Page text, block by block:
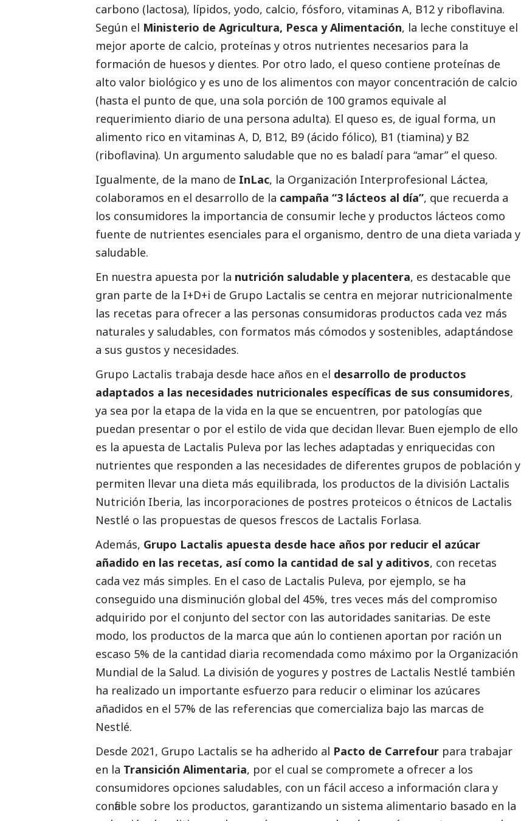
carbono (lactosa), lípidos, yodo, calcio, fósforo, vitaminas A, B12 y riboflavina.
Según el Ministerio de Agricultura, Pesca y Alimentación, la leche constituye el
mejor aporte de calcio, proteínas y otros nutrientes necesarios para la
formación de huesos y dientes. Por otro lado, el queso contiene proteínas de
alto valor biológico y es uno de los alimentos con mayor concentración de calcio
(hasta el punto de que, una sola porción de 100 gramos equivale al
requerimiento diario de una persona adulta). El queso es, de igual forma, un
alimento rico en vitaminas A, D, B12, B9 (ácido fólico), B1 (tiamina) y B2
(riboflavina). Un argumento saludable que no es baladí para “amar” el queso.
Igualmente, de la mano de InLac, la Organización Interprofesional Láctea,
colaboramos en el desarrollo de la campaña “3 lácteos al día”, que recuerda a
los consumidores la importancia de consumir leche y productos lácteos como
fuente de nutrientes esenciales para el organismo, dentro de una dieta variada y
saludable.
En nuestra apuesta por la nutrición saludable y placentera, es destacable que
gran parte de la I+D+i de Grupo Lactalis se centra en mejorar nutricionalmente
las recetas para ofrecer a las personas consumidoras productos cada vez más
naturales y saludables, con formatos más cómodos y sostenibles, adaptándose
a sus gustos y necesidades.
Grupo Lactalis trabaja desde hace años en el desarrollo de productos
adaptados a las necesidades nutricionales específicas de sus consumidores,
ya sea por la etapa de la vida en la que se encuentren, por patologías que
puedan presentar o por el estilo de vida que decidan llevar. Buen ejemplo de ello
es la apuesta de Lactalis Puleva por las leches adaptadas y enriquecidas con
nutrientes que responden a las necesidades de diferentes grupos de población y
permiten llevar una dieta más equilibrada, los productos de la división Lactalis
Nutrición Iberia, las incorporaciones de postres proteicos o étnicos de Lactalis
Nestlé o las propuestas de quesos frescos de Lactalis Forlasa.
Además, Grupo Lactalis apuesta desde hace años por reducir el azúcar
añadido en las recetas, así como la cantidad de sal y aditivos, con recetas
cada vez más simples. En el caso de Lactalis Puleva, por ejemplo, se ha
conseguido una disminución global del 45%, tres veces más del compromiso
adquirido por el conjunto del sector con las autoridades sanitarias. De este
modo, los productos de la marca que aún lo contienen aportan por ración un
escaso 5% de la cantidad diaria recomendada como máximo por la Organización
Mundial de la Salud. La división de yogures y postres de Lactalis Nestlé también
ha realizado un importante esfuerzo para reducir o eliminar los azúcares
añadidos en el 57% de las referencias que comercializa bajo las marcas de
Nestlé.
Desde 2021, Grupo Lactalis se ha adherido al Pacto de Carrefour para trabajar
en la Transición Alimentaria, por el cual se compromete a ofrecer a los
consumidores opciones saludables, con un fácil acceso a información clara y
confiable sobre los productos, garantizando un sistema alimentario basado en la